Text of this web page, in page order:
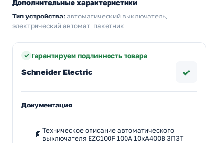
Дополнительные характеристики
Тип устройства:автоматический выключатель,
электрический автомат, пакетник
Гарантируем подлинность товара
Schneider Electric ✓
Документация
Техническое описание автоматического
выключателя EZC100F 100A 10кА400В 3П3T